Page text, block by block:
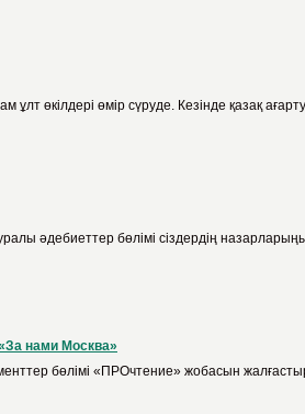
ұлт өкілдері өмір сүруде. Кезінде қазақ
әдебиеттер бөлімі сіздердің
нами Москва»
бөлімі «ПРОчтение» жобасын